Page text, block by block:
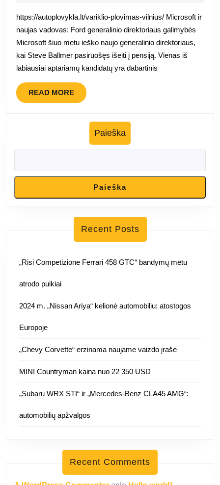
yra
https://autoplovykla.lt/variklio-plovimas-vilnius/ Microsoft ir
naujas vadovas: Ford generalinio direktoriaus galimybės
Microsoft šiuo metu ieško naujo generalinio direktoriaus,
kai Steve Ballmer pasiruošęs išeiti į pensiją. Vienas iš
labiausiai aptariamų kandidatų yra dabartinis
READ MOREREAD
MORE
Paieška
Paieška
Recent Posts
„Risi Competizione Ferrari 458 GTC“ bandymų metu
atrodo puikiai
2024 m. „Nissan Ariya“ kelionė automobiliu: atostogos
Europoje
„Chevy Corvette“ erzinama naujame vaizdo įraše
MINI Countryman kaina nuo 22 350 USD
„Subaru WRX STI“ ir „Mercedes-Benz CLA45 AMG“:
automobilių apžvalgos
Recent Comments